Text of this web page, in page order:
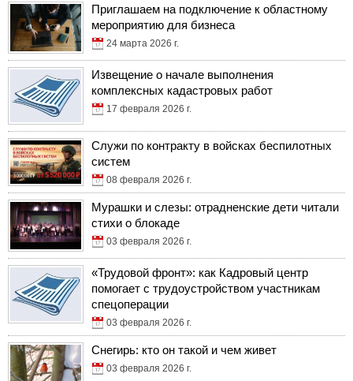
Приглашаем на подключение к областному
мероприятию для бизнеса
24 марта 2026 г.
Извещение о начале выполнения
комплексных кадастровых работ
17 февраля 2026 г.
Служи по контракту в войсках беспилотных
систем
08 февраля 2026 г.
Мурашки и слезы: отрадненские дети читали
стихи о блокаде
03 февраля 2026 г.
«Трудовой фронт»: как Кадровый центр
помогает с трудоустройством участникам
спецоперации
03 февраля 2026 г.
Снегирь: кто он такой и чем живет
03 февраля 2026 г.